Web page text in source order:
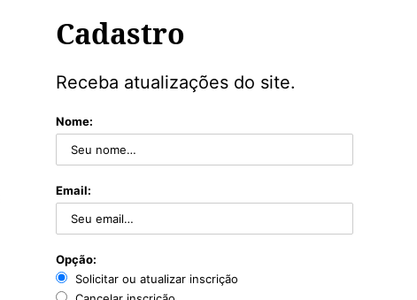
Cadastro
Receba atualizações do site.
Nome:
Email:
Opção:
Solicitar ou atualizar inscrição